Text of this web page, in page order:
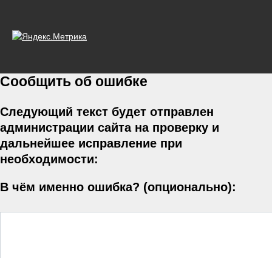
Сообщить об ошибке
Следующий текст будет отправлен
администрации сайта на проверку и
дальнейшее исправление при
необходимости:
В чём именно ошибка? (опционально):